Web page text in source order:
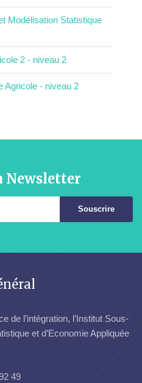
Modélisation Statistique
2 - niveau 2
Agricole - niveau 2
Newsletter
Souscrire
de l’intégration, l’Institut Sous-
et d’Economie Appliquée
49